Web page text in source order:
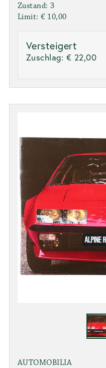
Zustand: 3
Limit: € 10,00
Versteigert
Zuschlag: € 22,00
AUTOMOBILIA